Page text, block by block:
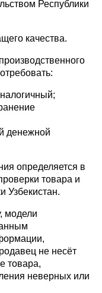
Республики
качества.
денежной
определяется в
товара и
Узбекистан.
модели
не несёт
товара,
неверных или